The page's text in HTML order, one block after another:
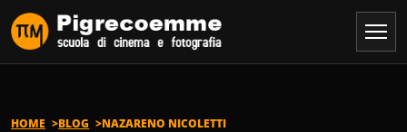
Vai al contenuto
HOME BLOG NAZARENO NICOLETTI